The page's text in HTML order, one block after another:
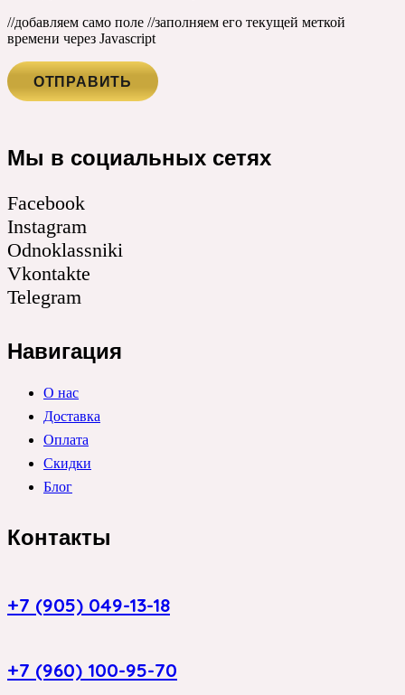
//добавляем само поле //заполняем его текущей меткой
времени через Javascript
Мы в социальных сетях
Facebook
Instagram
Odnoklassniki
Vkontakte
Telegram
Навигация
О нас
Доставка
Оплата
Скидки
Блог
Контакты
+7 (905) 049-13-18
+7 (960) 100-95-70